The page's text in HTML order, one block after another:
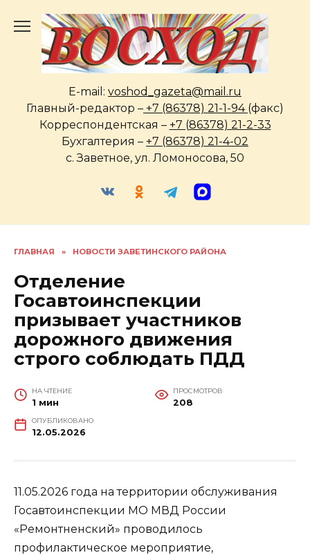
содержанию
E-mail: voshod_gazeta@mail.ru
Главный-редактор – +7 (86378) 21-1-94 (факс)
Корреспондентская – +7 (86378) 21-2-33
Бухгалтерия – +7 (86378) 21-4-02
с. Заветное, ул. Ломоносова, 50
ГЛАВНАЯ » НОВОСТИ ЗАВЕТИНСКОГО РАЙОНА
Отделение
Госавтоинспекции
призывает участников
дорожного движения
строго соблюдать ПДД
НА ЧТЕНИЕ
1 мин
ПРОСМОТРОВ
208
ОПУБЛИКОВАНО
12.05.2026
11.05.2026 года на территории обслуживания
Госавтоинспекции МО МВД России
«Ремонтненский» проводилось
профилактическое мероприятие,